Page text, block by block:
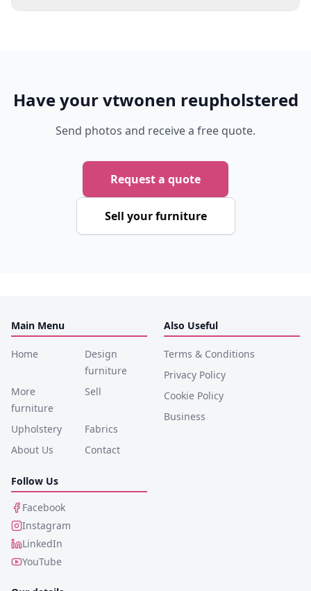
Have your vtwonen reupholstered
Send photos and receive a free quote.
Request a quote
Sell your furniture
Main Menu
Home
Design
furniture
More
furniture
Sell
Upholstery
Fabrics
About Us
Contact
Also Useful
Terms & Conditions
Privacy Policy
Cookie Policy
Business
Follow Us
Facebook
Instagram
LinkedIn
YouTube